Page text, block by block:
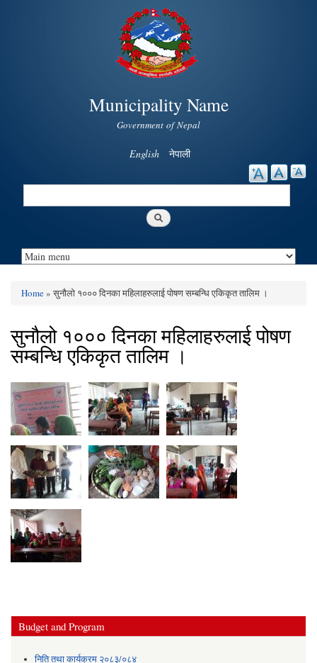
Skip to
main
content
Municipality Name
Government of Nepal
English नेपाली
Search
You are here
Home» सुनौलो १००० दिनका महिलाहरुलाई पोषण सम्बन्धि एकिकृत तालिम ।
सुनौलो १००० दिनका महिलाहरुलाई पोषण
सम्बन्धि एकिकृत तालिम ।
Budget and Program
निति तथा कार्यक्रम २०८३/०८४